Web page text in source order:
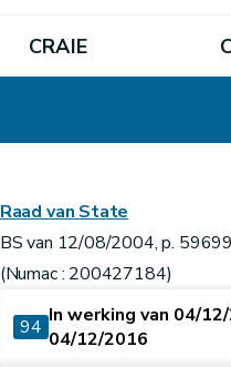
CRAIE
Raad van State
BS van 12/08/2004, p. 59699
(Numac : 200427184)
94 In werking van 04/
04/12/2016